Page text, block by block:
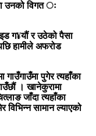
उनको विगत ः
ग¥यौं र उठेको पैसा
हामीले अफरोड
पुगेर त्यहाँका
। खानेकुरामा
जाँदा त्यहाँका
सामान ल्याएको